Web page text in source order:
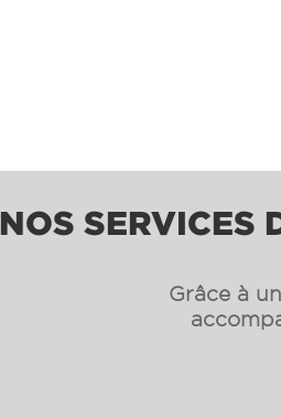
NOS SERVICES
Grâce à